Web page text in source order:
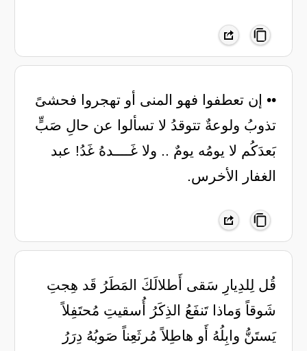
•• ‏إن تعطفوا فهو المنى أو تهجروا فحشىً
تذوبُ ولوعةٌ تتوقدُ لا تسألوا عن حالِ صَبٍّ
بَعدَكُم لا يومُه يومٌ .. ولا غَــــدهُ غَدُ! عبد
الغفار الأخرس.
قُل لِلدِيارِ سَقى أَطلالَكَ المَطَرُ قَد هِجتِ
شَوقاً وَماذا تَنفَعُ الذِكَرُ أُسقيتِ مُحتَفِلاً
يَستَنُّ وابِلُهُ أَو هاطِلاً مُرثَعِناً صَوبُهُ دِرَرُ